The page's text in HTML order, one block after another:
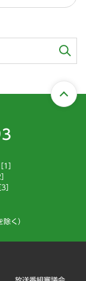
］
］
く）